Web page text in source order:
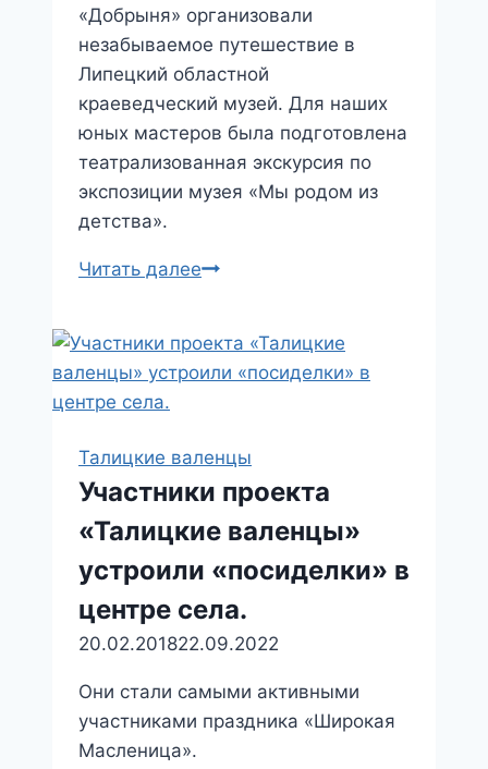
«Добрыня» организовали
незабываемое путешествие в
Липецкий областной
краеведческий музей. Для наших
юных мастеров была подготовлена
театрализованная экскурсия по
экспозиции музея «Мы родом из
детства».
Читать далее«Талицкие
Талицкие валенцы
Участники проекта
«Талицкие валенцы»
устроили «посиделки» в
центре села.
20.02.201822.09.2022
Они стали самыми активными
участниками праздника «Широкая
Масленица».